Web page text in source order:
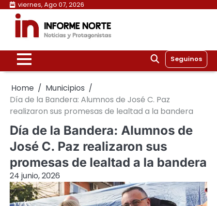
Skip
content
viernes, Ago 07, 2026
Seguinos
Home
Municipios
Día de la Bandera: Alumnos de José C. Paz
realizaron sus promesas de lealtad a la bandera
Día de la Bandera: Alumnos de
José C. Paz realizaron sus
promesas de lealtad a la bandera
24 junio, 2026